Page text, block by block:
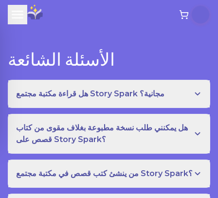
الأسئلة الشائعة
هل قراءة مكتبة مجتمع Story Spark مجانية؟
هل يمكنني طلب نسخة مطبوعة بغلاف مقوى من كتاب
قصص على Story Spark؟
من ينشئ كتب قصص في مكتبة مجتمع Story Spark؟